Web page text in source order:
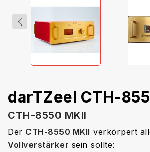
darTZeel CTH-
CTH-8550 MKII
Der CTH-8550 MKII verkörpert
Vollverstärker sein sollte: